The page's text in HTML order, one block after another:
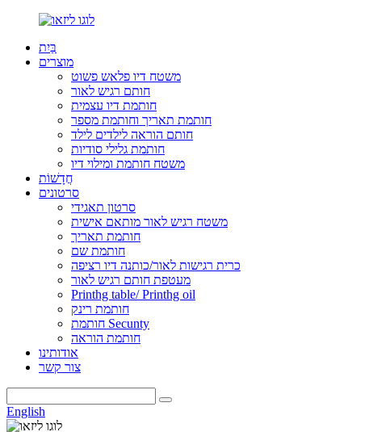
בַּיִת
מוצרים
משטח דיו פלאש פשוט
חותם רגיש לאור
חותמת דיו עצמית
חותמת תאריך וחותמת מספר
חותם הוראה לילדים לילד
חותמת גלילי סודיות
משטח חותמת ומילוי דיו
חֲדָשׁוֹת
סרטונים
סרטון תאגידי
משטח רגיש לאור מותאם אישית
חותמת תאריך
חותמת שם
כרית רגישות לאור/כותנה דיו רציפה
מעטפת חותם רגיש לאור
Printhg table/ Printhg oil
חותמת רינק
חותמת Secunty
חותמת הוראה
אודותינו
צור קשר
English